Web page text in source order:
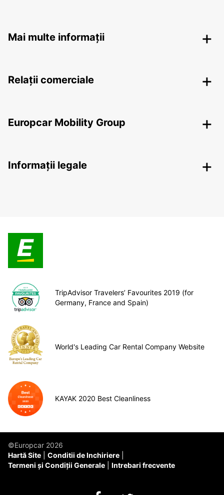
Mai multe informații
Relații comerciale
Europcar Mobility Group
Informații legale
TripAdvisor Travelers’ Favourites 2019 (for
Germany, France and Spain)
World's Leading Car Rental Company Website
KAYAK 2020 Best Cleanliness
©Europcar 2026
Hartă Site
Conditii de Inchiriere
Termeni și Condiții Generale
Intrebari frecvente